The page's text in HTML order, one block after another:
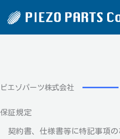
を
プ
膜厚センサー
会社概要
お問い合わせ
ピエゾパーツ株式会社
保証規定
契約書、仕様書等に特記事項